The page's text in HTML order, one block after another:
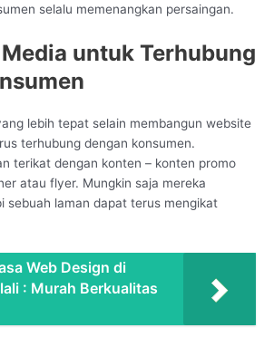
selalu memenangkan persaingan.
untuk Terhubung
lebih tepat selain membangun website
terhubung dengan konsumen.
terikat dengan konten – konten promo
atau flyer. Mungkin saja mereka
sebuah laman dapat terus mengikat
Web Design di
: Murah Berkualitas
Online